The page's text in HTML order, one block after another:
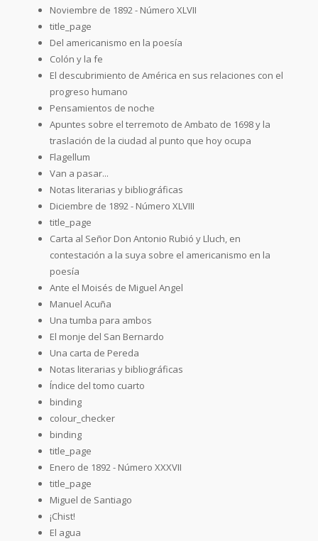
Noviembre de 1892 - Número XLVII
title_page
Del americanismo en la poesía
Colón y la fe
El descubrimiento de América en sus relaciones con el
progreso humano
Pensamientos de noche
Apuntes sobre el terremoto de Ambato de 1698 y la
traslación de la ciudad al punto que hoy ocupa
Flagellum
Van a pasar...
Notas literarias y bibliográficas
Diciembre de 1892 - Número XLVIII
title_page
Carta al Señor Don Antonio Rubió y Lluch, en
contestación a la suya sobre el americanismo en la
poesía
Ante el Moisés de Miguel Angel
Manuel Acuña
Una tumba para ambos
El monje del San Bernardo
Una carta de Pereda
Notas literarias y bibliográficas
Índice del tomo cuarto
binding
colour_checker
binding
title_page
Enero de 1892 - Número XXXVII
title_page
Miguel de Santiago
¡Chist!
El agua